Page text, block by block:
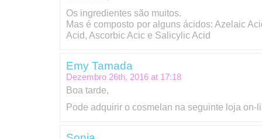
Os ingredientes são muitos.
Mas é composto por alguns ácidos: Azelaic
Acid, Ascorbic Acic e Salicylic Acid
Emy Tamada
Dezembro 26th, 2016 at 17:18
Boa tarde,
Pode adquirir o cosmelan na seguinte loja on-